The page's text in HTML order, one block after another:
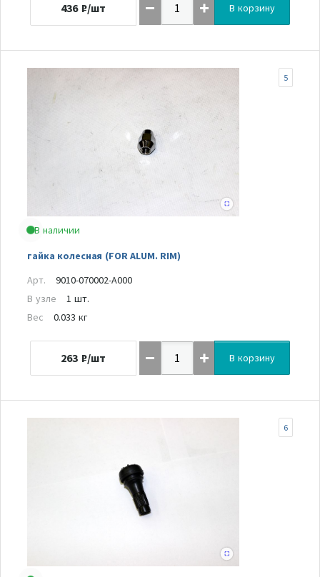
436 ₽/шт В корзину
В наличии
гайка колесная (FOR ALUM. RIM)
5
Арт.
9010-070002-A000
В узле
1 шт.
Вес
0.033 кг
263 ₽/шт В корзину
6